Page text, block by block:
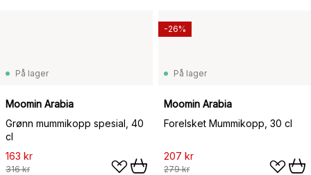
På lager
Moomin Arabia
Grønn mummikopp spesial, 40
cl
163 kr
316 kr
På lager
Moomin Arabia
Forelsket Mummikopp, 30 cl
207 kr
279 kr
-26%